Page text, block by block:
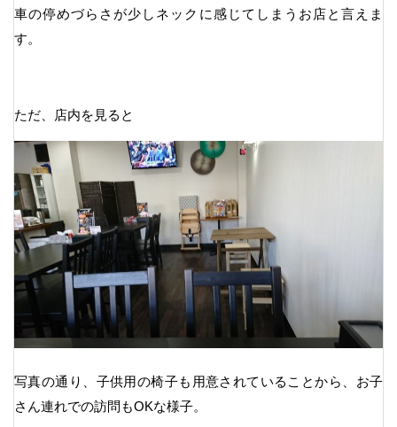
車の停めづらさが少しネックに感じてしまうお店と言えま
す。
ただ、店内を見ると
写真の通り、子供用の椅子も用意されていることから、お子
さん連れでの訪問もOKな様子。